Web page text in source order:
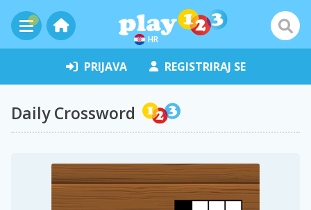
HR
PRIJAVA REGISTRIRAJ SE
Daily Crossword